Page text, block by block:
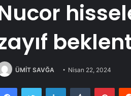
ÜMİT SAVĞA Nisan 22, 2024
FacebookTwitter LinkedInTumblr